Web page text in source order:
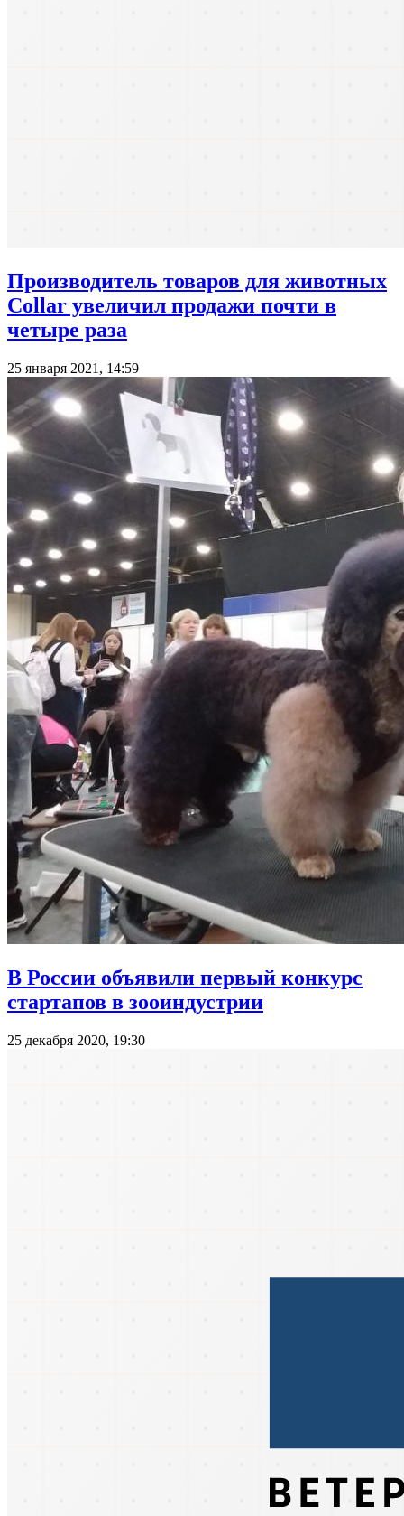
Производитель товаров для животных
Collar увеличил продажи почти в
четыре раза
25 января 2021, 14:59
В России объявили первый конкурс
стартапов в зооиндустрии
25 декабря 2020, 19:30